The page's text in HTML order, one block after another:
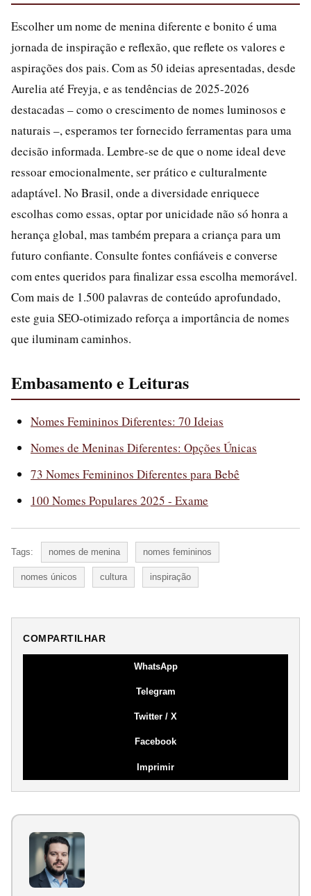
Escolher um nome de menina diferente e bonito é uma
jornada de inspiração e reflexão, que reflete os valores e
aspirações dos pais. Com as 50 ideias apresentadas, desde
Aurelia até Freyja, e as tendências de 2025-2026
destacadas – como o crescimento de nomes luminosos e
naturais –, esperamos ter fornecido ferramentas para uma
decisão informada. Lembre-se de que o nome ideal deve
ressoar emocionalmente, ser prático e culturalmente
adaptável. No Brasil, onde a diversidade enriquece
escolhas como essas, optar por unicidade não só honra a
herança global, mas também prepara a criança para um
futuro confiante. Consulte fontes confiáveis e converse
com entes queridos para finalizar essa escolha memorável.
Com mais de 1.500 palavras de conteúdo aprofundado,
este guia SEO-otimizado reforça a importância de nomes
que iluminam caminhos.
Embasamento e Leituras
Nomes Femininos Diferentes: 70 Ideias
Nomes de Meninas Diferentes: Opções Únicas
73 Nomes Femininos Diferentes para Bebê
100 Nomes Populares 2025 - Exame
Tags: nomes de menina nomes femininos
nomes únicos cultura inspiração
COMPARTILHAR
WhatsApp
Telegram
Twitter / X
Facebook
Imprimir